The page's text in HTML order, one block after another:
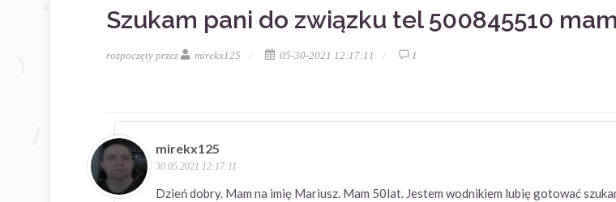
Szukam pani do związku tel 500845510
rozpoczęty przez mirekx125 05-30-2021 12:17:11 1
mirekx125
30.05.2021 12:17:11
Dzień dobry. Mam na imię Mariusz. Mam 50lat. Jestem wodnikiem lubię gotować